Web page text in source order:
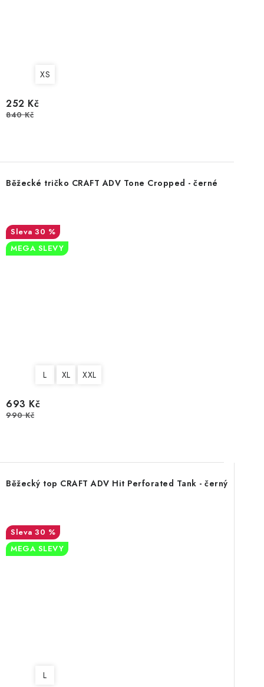
XS
252 Kč
840 Kč
Běžecké tričko CRAFT ADV Tone Cropped - černé
30 %
MEGA SLEVY
L XL XXL
693 Kč
990 Kč
Běžecký top CRAFT ADV Hit Perforated Tank - černý
30 %
MEGA SLEVY
L